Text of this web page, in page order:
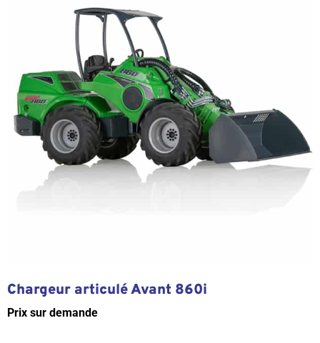
Chargeur articulé Avant 860i
Prix sur demande